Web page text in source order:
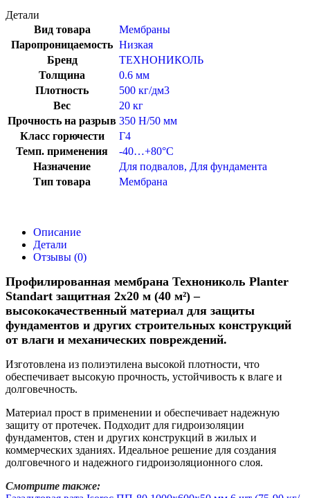
Детали
Вид товара
Мембраны
Паропроницаемость Низкая
Бренд
ТЕХНОНИКОЛЬ
Толщина
0.6 мм
Плотность
500 кг/дм3
Вес
20 кг
Прочность на разрыв 350 Н/50 мм
Класс горючести
Г4
Темп. применения
-40…+80°C
Назначение
Для подвалов, Для фундамента
Тип товара
Мембрана
Описание
Детали
Отзывы (0)
Профилированная мембрана Технониколь Planter
Standart защитная 2х20 м (40 м²) –
высококачественный материал для защиты
фундаментов и других строительных конструкций
от влаги и механических повреждений.
Изготовлена из полиэтилена высокой плотности, что
обеспечивает высокую прочность, устойчивость к влаге и
долговечность.
Материал прост в применении и обеспечивает надежную
защиту от протечек. Подходит для гидроизоляции
фундаментов, стен и других конструкций в жилых и
коммерческих зданиях. Идеальное решение для создания
долговечного и надежного гидроизоляционного слоя.
Смотрите также: